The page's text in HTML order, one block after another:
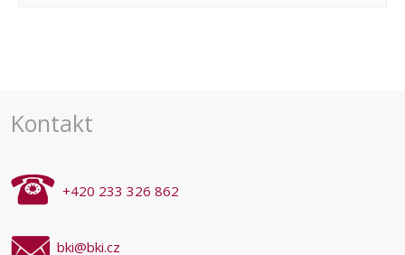
Kontakt
+420 233 326 862
bki@bki.cz